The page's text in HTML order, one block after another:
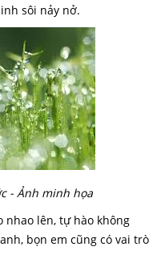
sôi nảy nở.
- Ảnh minh họa
nhao lên, tự hào không
bọn em cũng có vai trò